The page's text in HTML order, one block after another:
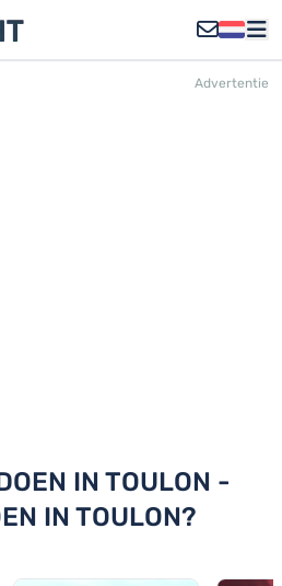
Advertentie
IN TOULON -
IN TOULON?